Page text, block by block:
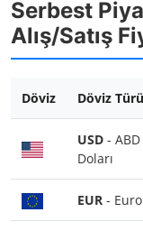
Serbest
Alış/Satış
Döviz Döviz Türü
USD - ABD
Doları
EUR - Euro